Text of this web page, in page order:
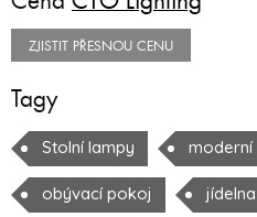
ZJISTIT PŘESNOU CENU
Tagy
Stolní lampy moderní
obývací pokoj jídelna